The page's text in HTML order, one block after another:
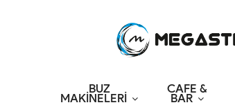
BUZ
MAKİNELERİ
CAFE &
BAR